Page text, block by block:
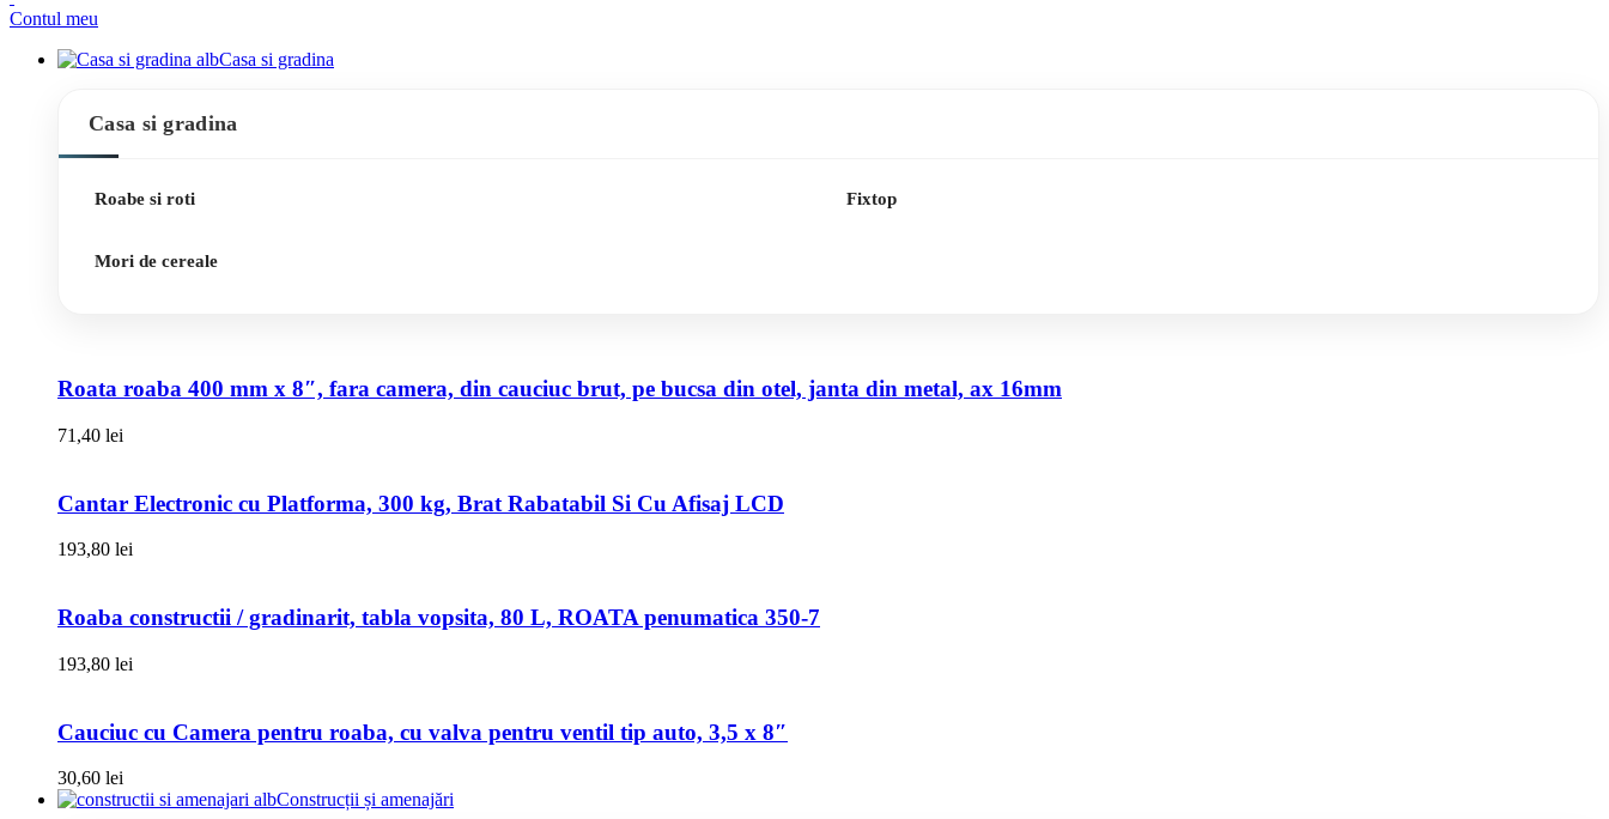
Contul meu
Casa si gradina
Casa si gradina
Roabe si roti
Mori de cereale
Fixtop
Roata roaba 400 mm x 8″, fara camera, din cauciuc brut, pe bucsa din otel, janta din metal, ax 16mm
71,40 lei
Cantar Electronic cu Platforma, 300 kg, Brat Rabatabil Si Cu Afisaj LCD
193,80 lei
Roaba constructii / gradinarit, tabla vopsita, 80 L, ROATA penumatica 350-7
193,80 lei
Cauciuc cu Camera pentru roaba, cu valva pentru ventil tip auto, 3,5 x 8″
30,60 lei
Construcții și amenajări